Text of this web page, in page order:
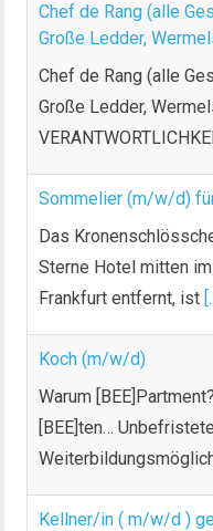
Chef de Rang (alle
Große Ledder,
Chef de Rang (alle
Große Ledder,
Sommelier (m/w/d)
Das
Sterne Hotel mitten
Frankfurt entfernt, ist
Koch (m/w/d)
Warum
[BEE]ten…
Kellner/in ( m/w/d )